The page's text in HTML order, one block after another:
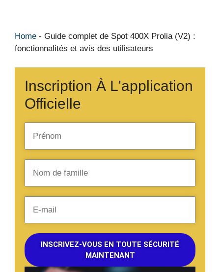
Home - Guide complet de Spot 400X Prolia (V2) :
fonctionnalités et avis des utilisateurs
Inscription À L'application
Officielle
INSCRIVEZ-VOUS EN TOUTE SÉCURITÉ
MAINTENANT